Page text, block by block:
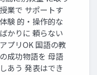
業で サポートす
験 的・操作的な
かりに 頼らない
プリOK 国語の教
成功物語を 母語
あう 発表はでき